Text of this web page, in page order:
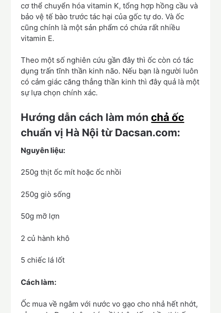
cơ thể chuyển hóa vitamin K, tổng hợp hồng cầu và
bảo vệ tế bào trước tác hại của gốc tự do. Và ốc
cũng chính là một sản phẩm có chứa rất nhiều
vitamin E.
Theo một số nghiên cứu gần đây thì ốc còn có tác
dụng trấn tĩnh thần kinh não. Nếu bạn là người luôn
có cảm giác căng thẳng thần kinh thì đây quả là một
sự lựa chọn chính xác.
Hướng dẫn cách làm mónchả ốc
chuẩn vị Hà Nội từ Dacsan.com:
Nguyên liệu:
250g thịt ốc mít hoặc ốc nhồi
250g giò sống
50g mỡ lợn
2 củ hành khô
5 chiếc lá lốt
Cách làm:
Ốc mua về ngâm với nước vo gạo cho nhả hết nhớt,